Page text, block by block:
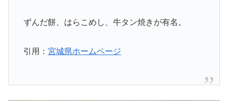
ずんだ餅、はらこめし、牛タン焼きが有名。
引用： 宮城県ホームページ